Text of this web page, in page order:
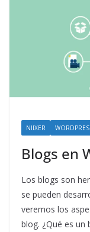
NIIXER
Blogs en
Los blogs son
se pueden
veremos los
blog. ¿Qué es un